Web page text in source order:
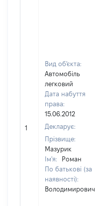
1
Вид об'єкта:
Автомобіль
легковий
Дата набуття
права:
15.06.2012
Декларує:
Прізвище:
Мазурик
Ім'я:
Роман
По батькові (за
наявності):
Володимирович